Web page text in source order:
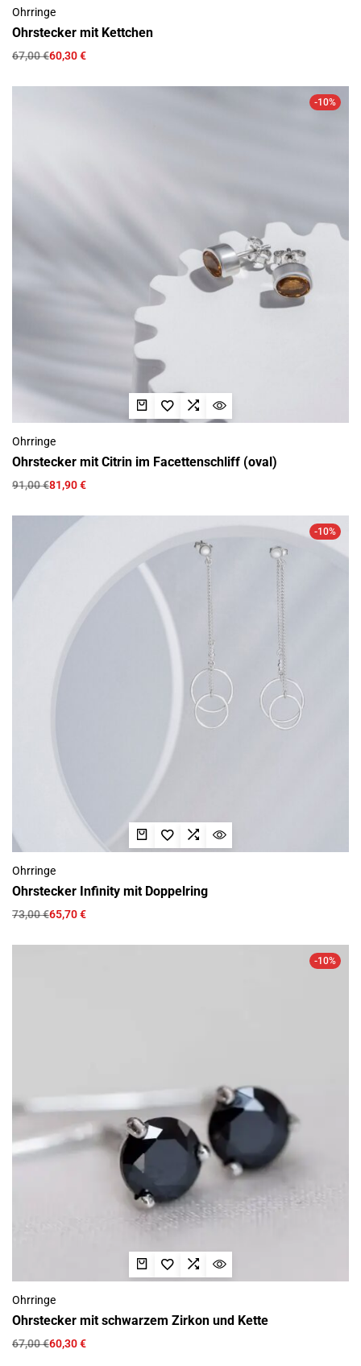
Ohrringe
Ohrstecker mit Kettchen
67,00€60,30€
-10%
Ohrringe
Ohrstecker mit Citrin im Facettenschliff (oval)
91,00€81,90€
-10%
Ohrringe
Ohrstecker Infinity mit Doppelring
73,00€65,70€
-10%
Ohrringe
Ohrstecker mit schwarzem Zirkon und Kette
67,00€60,30€